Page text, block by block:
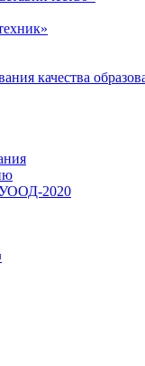
качества
2020